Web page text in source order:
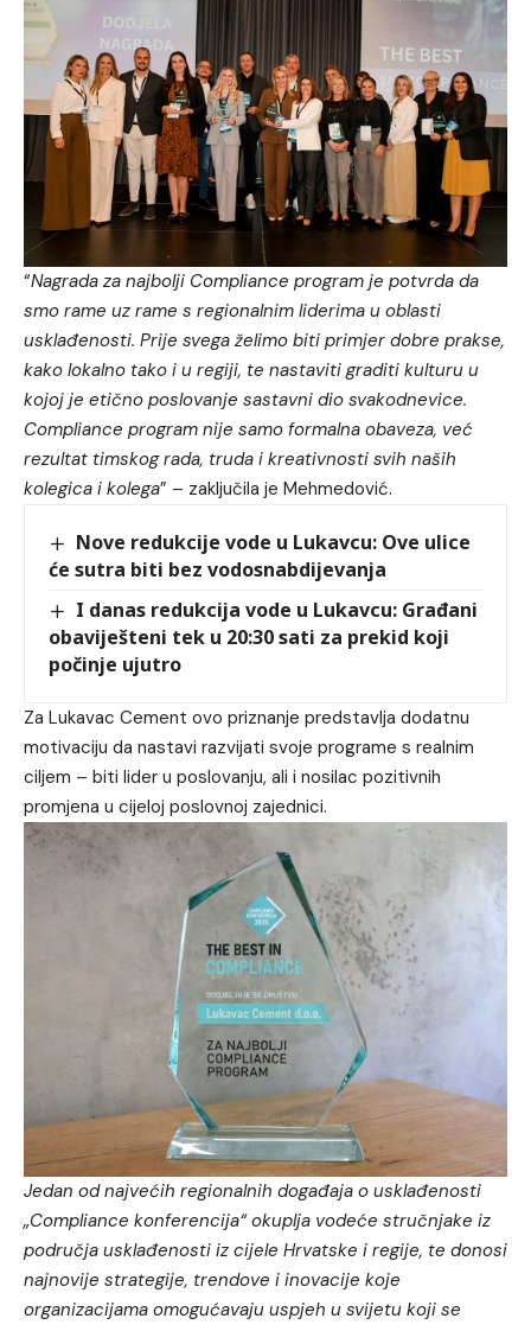
“Nagrada za najbolji Compliance program je potvrda da
smo rame uz rame s regionalnim liderima u oblasti
usklađenosti. Prije svega želimo biti primjer dobre prakse,
kako lokalno tako i u regiji, te nastaviti graditi kulturu u
kojoj je etično poslovanje sastavni dio svakodnevice.
Compliance program nije samo formalna obaveza, već
rezultat timskog rada, truda i kreativnosti svih naših
kolegica i kolega” – zaključila je Mehmedović.
Nove redukcije vode u Lukavcu: Ove ulice
će sutra biti bez vodosnabdijevanja
I danas redukcija vode u Lukavcu: Građani
obaviješteni tek u 20:30 sati za prekid koji
počinje ujutro
Za Lukavac Cement ovo priznanje predstavlja dodatnu
motivaciju da nastavi razvijati svoje programe s realnim
ciljem – biti lider u poslovanju, ali i nosilac pozitivnih
promjena u cijeloj poslovnoj zajednici.
Jedan od najvećih regionalnih događaja o usklađenosti
„Compliance konferencija“ okuplja vodeće stručnjake iz
područja usklađenosti iz cijele Hrvatske i regije, te donosi
najnovije strategije, trendove i inovacije koje
organizacijama omogućavaju uspjeh u svijetu koji se